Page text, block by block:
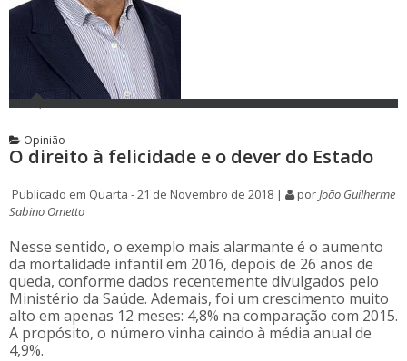
Opinião
O direito à felicidade e o dever do Estado
Publicado em Quarta - 21 de Novembro de 2018 | porJoão Guilherme
Sabino Ometto
Nesse sentido, o exemplo mais alarmante é o aumento
da mortalidade infantil em 2016, depois de 26 anos de
queda, conforme dados recentemente divulgados pelo
Ministério da Saúde. Ademais, foi um crescimento muito
alto em apenas 12 meses: 4,8% na comparação com 2015.
A propósito, o número vinha caindo à média anual de
4,9%.